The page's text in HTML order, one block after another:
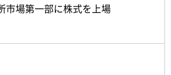
市場第一部に株式を上場